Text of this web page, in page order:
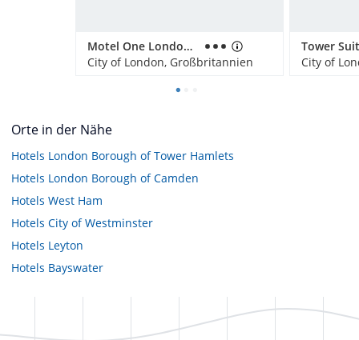
Motel One London-Tower Hill
City of London, Großbritannien
City of
Orte in der Nähe
Hotels London Borough of Tower Hamlets
Hotels London Borough of Camden
Hotels West Ham
Hotels City of Westminster
Hotels Leyton
Hotels Bayswater